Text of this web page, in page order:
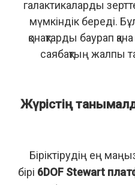
галактикаларды
мүмкіндік береді.
қонақтарды баурап
саябақтың жалпы
Жүрістің
Біріктірудің ең
бірі 6DOF Stewart